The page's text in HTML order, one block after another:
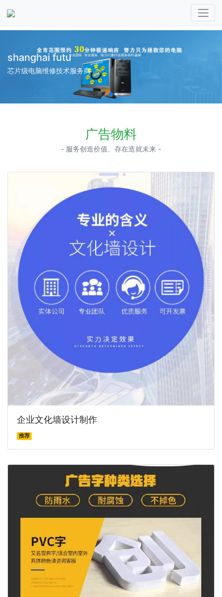
shanghai futu
芯片级电脑维修技术服务商
广告物料
- 服务创造价值、存在造就未来 -
企业文化墙设计制作
推荐